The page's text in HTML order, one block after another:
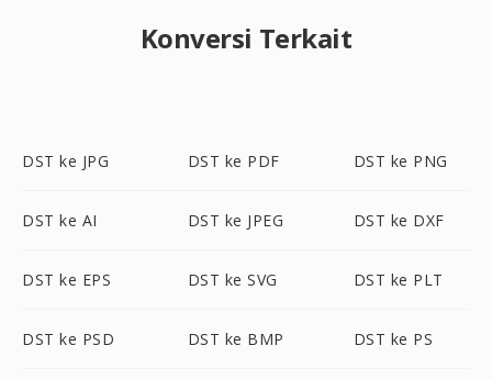
Konversi Terkait
DST ke JPG DST ke PDF DST ke PNG
DST ke AI DST ke JPEG DST ke DXF
DST ke EPS DST ke SVG DST ke PLT
DST ke PSD DST ke BMP DST ke PS